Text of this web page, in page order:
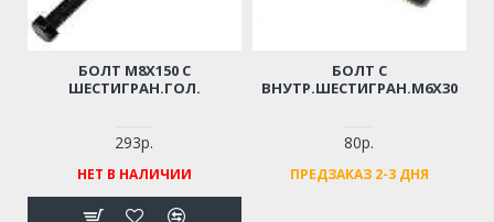
БОЛТ M8Х150 С
ШЕСТИГРАН.ГОЛ.
293р.
НЕТ В НАЛИЧИИ
БОЛТ С
ВНУТР.ШЕСТИГРАН.М6Х30
80р.
ПРЕДЗАКАЗ 2-3 ДНЯ